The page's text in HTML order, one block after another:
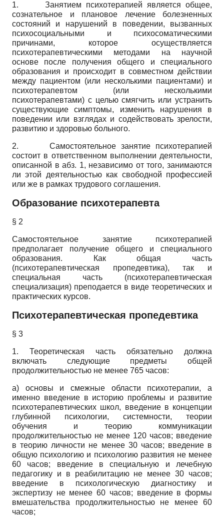
1. Занятием психотерапией является общее,
сознательное и плановое лечение болезненных
состояний и нарушений в поведении, вызванных
психосоциальными и психосоматическими
причинами, которое осуществляется
психотерапевтическими методами на научной
основе после получения общего и специального
образования и происходит в совместном действии
между пациентом (или несколькими пациентами) и
психотерапевтом (или несколькими
психотерапевтами) с целью смягчить или устранить
существующие симптомы, изменить нарушения в
поведении или взглядах и содействовать зрелости,
развитию и здоровью больного.
2. Самостоятельное занятие психотерапией
состоит в ответственном выполнении деятельности,
описанной в абз. 1, независимо от того, занимаются
ли этой деятельностью как свободной профессией
или же в рамках трудового соглашения.
Образование психотерапевта
§ 2
Самостоятельное занятие психотерапией
предполагает получение общего и специального
образования. Как общая часть
(психотерапевтическая пропедевтика), так и
специальная часть (психотерапевтическая
специализация) преподается в виде теоретических и
практических курсов.
Психотерапевтическая пропедевтика
§ 3
1. Теоретическая часть обязательно должна
включать следующие предметы общей
продолжительностью не менее 765 часов:
а) основы и смежные области психотерапии, а
именно введение в историю проблемы и развитие
психотерапевтических школ, введение в концепции
глубинной психологии, системности, теории
обучения и теорию коммуникации
продолжительностью не менее 120 часов; введение
в теорию личности не менее 30 часов; введение в
общую психологию и психологию развития не менее
60 часов; введение в специальную и лечебную
педагогику и в реабилитацию не менее 30 часов;
введение в психологическую диагностику и
экспертизу не менее 60 часов; введение в формы
вмешательства продолжительностью не менее 60
часов;